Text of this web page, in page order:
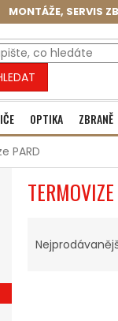
MONTÁŽE, SERVIS
OPTIKA ZBRANĚ
PARD